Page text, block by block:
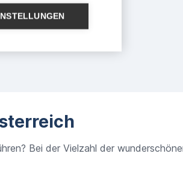
Bei der Vielzahl der